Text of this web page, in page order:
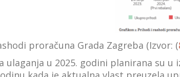
proračuna Grada Zagreba (Izvor: (
ulaganja u 2025. godini planirana su